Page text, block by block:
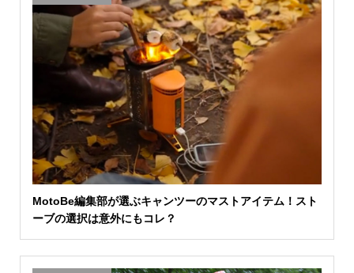
MotoBe編集部が選ぶキャンツーのマストアイテム！スト
ーブの選択は意外にもコレ？